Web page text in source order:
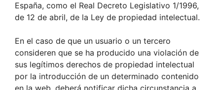
España, como el Real Decreto Legislativo 1/1996,
de 12 de abril, de la Ley de propiedad intelectual.
En el caso de que un usuario o un tercero
consideren que se ha producido una violación de
sus legítimos derechos de propiedad intelectual
por la introducción de un determinado contenido
en la web, deberá notificar dicha circunstancia a